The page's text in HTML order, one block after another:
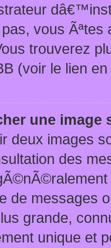
vous Ãªtes
trouverez
(voir le lien
une image
deux images
des
de messages
grande,
unique et